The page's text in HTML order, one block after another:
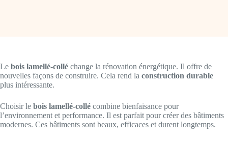
Le bois lamellé-collé change la rénovation énergétique. Il offre de
nouvelles façons de construire. Cela rend la construction durable
plus intéressante.
Choisir le bois lamellé-collé combine bienfaisance pour
l’environnement et performance. Il est parfait pour créer des bâtiments
modernes. Ces bâtiments sont beaux, efficaces et durent longtemps.